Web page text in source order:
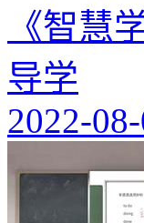
《智慧
导学
2022-